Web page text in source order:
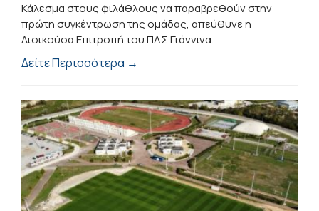
Κάλεσμα στους φιλάθλους να παραβρεθούν στην
πρώτη συγκέντρωση της ομάδας, απεύθυνε η
Διοικούσα Επιτροπή του ΠΑΣ Γιάννινα.
Δείτε Περισσότερα →